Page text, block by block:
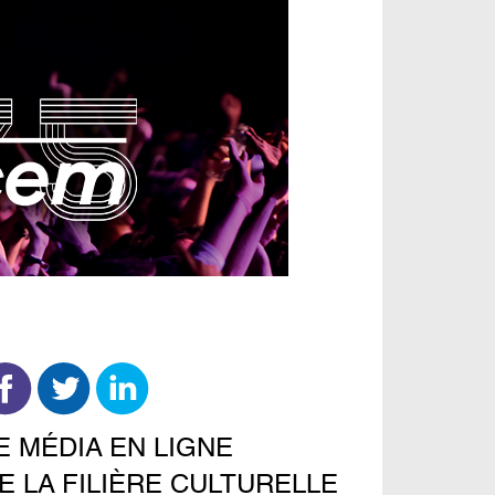
MÉDIA EN LIGNE
LA FILIÈRE CULTURELLE